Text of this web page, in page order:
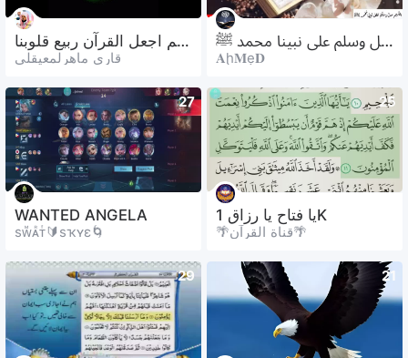
اللهم اجعل القرآن ربیع قلوبنا
قاری ماھرلمعیقلی
اللهم صل وسلم على نبينا محمد ﷺ
𝐀ḩ𝐌ẹ𝐃
27
WANTED ANGELA
sᴡᷟᴀᷢᴛᷫ🔰sҡʏɛ🌀
25
يا فتاح يا رزاق 1K
🌴قناة القرآن🌴
29 21